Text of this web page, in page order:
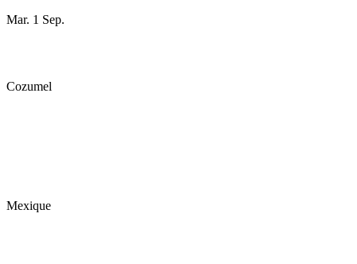
Mar. 1 Sep.
Cozumel
Mexique